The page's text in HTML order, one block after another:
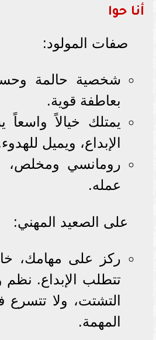
أنا حوا
صفات المولود:
شخصية حالمة
بعاطفة قوية.
يمتلك خيالاً
الإبداع، ويميل
رومانسي ومخلص،
عمله.
على الصعيد المهني:
ركز على مهامك،
تتطلب الإبداع.
التشتت، ولا تتسرع
المهمة.